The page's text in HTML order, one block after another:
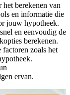
berekenen van
en informatie die
jouw hypotheek.
en eenvoudig de
berekenen.
zoals het
ervan.